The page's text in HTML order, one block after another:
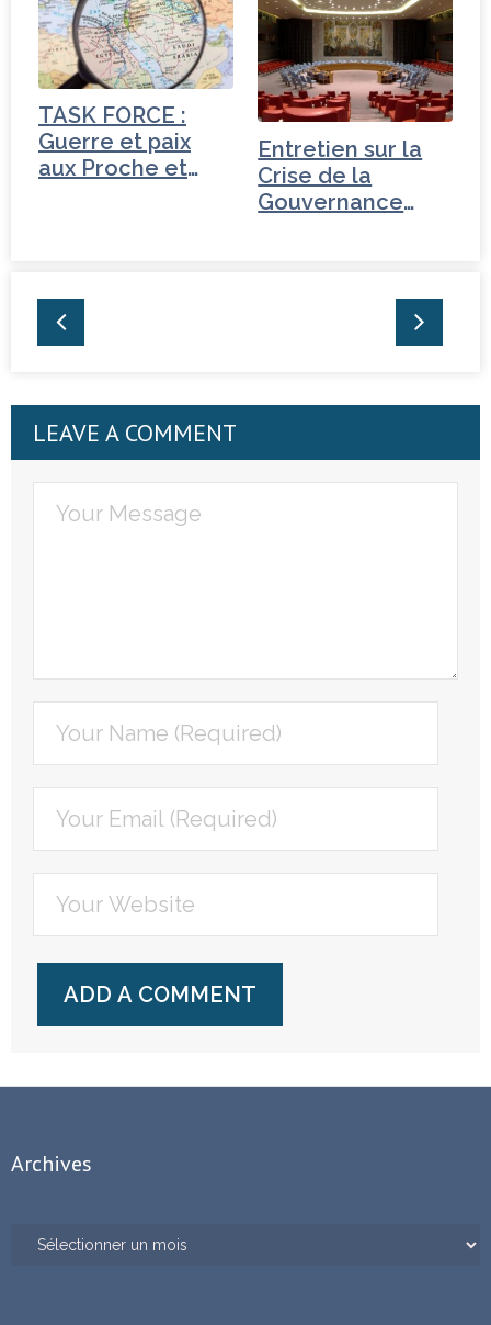
TASK FORCE :
Guerre et paix
aux Proche et
Entretien sur la
Crise de la
Gouvernance
LEAVE A COMMENT
Archives